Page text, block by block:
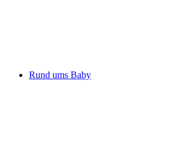
Rund ums Baby